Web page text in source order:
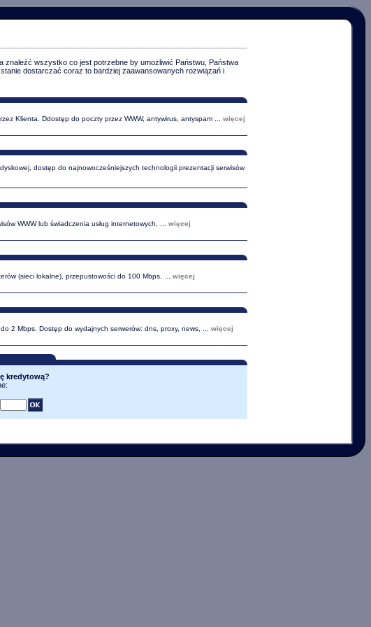
znaleźć wszystko co jest potrzebne by umożliwić Państwu, Państwa
dostarczać coraz to bardziej zaawansowanych rozwiązań i
Klienta. Ddostęp do poczty przez WWW, antywirus, antyspam ... więcej
dostęp do najnowocześniejszych technologii prezentacji serwisów
WWW lub świadczenia usług internetowych, ... więcej
(sieci lokalne), przepustowości do 100 Mbps, ... więcej
2 Mbps. Dostęp do wydajnych serwerów: dns, proxy, news, ... więcej
kredytową?